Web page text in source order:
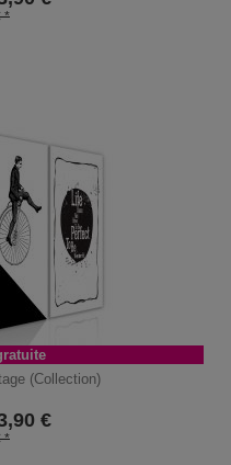
*
(Collection)
€
*